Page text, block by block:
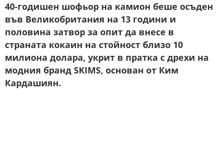
40-годишен шофьор на камион беше осъден
във Великобритания на 13 години и
половина затвор за опит да внесе в
страната кокаин на стойност близо 10
милиона долара, укрит в пратка с дрехи на
модния бранд SKIMS, основан от Ким
Кардашиян.